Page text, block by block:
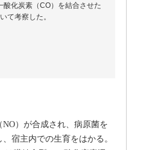
化炭素（CO）を結合させた
て考察した。
）が合成され、病原菌を
宿主内での生育をはかる。